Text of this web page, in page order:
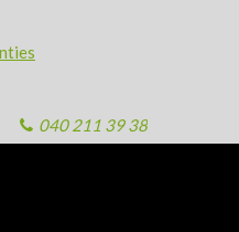
040 211 39 38